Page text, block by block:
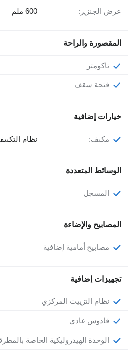
عرض الجنزير: 600 ملم
المقصورة والراحة
تاكومتر
فتحة سقف
خيارات إضافية
مكيف: نظام
الوسائط المتعددة
المسجل
المصابيح والإضاءة
مصابيح أمامية إضافية
تجهيزات إضافية
نظام التزييت المركزي
قادوس عادي
الوحدة الهيدروليكية الخاصة